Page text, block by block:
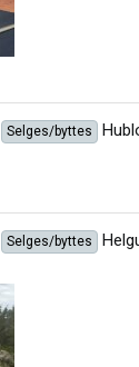
Selges/byttes
Selges/byttes